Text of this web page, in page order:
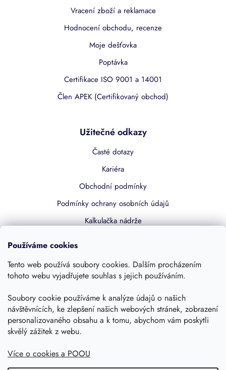
Používáme cookies
Tento web používá soubory cookies. Dalším procházením
tohoto webu vyjadřujete souhlas s jejich používáním.
Soubory cookie používáme k analýze údajů o našich
návštěvnících, ke zlepšení našich webových stránek, zobrazení
personalizovaného obsahu a k tomu, abychom vám poskytli
skvělý zážitek z webu.
Více o cookies a POOU
Vracení zboží a reklamace
Hodnocení obchodu, recenze
Moje dešťovka
Poptávka
Certifikace ISO 9001 a 14001
Člen APEK (Certifikovaný obchod)
Užitečné odkazy
Časté dotazy
Kariéra
Obchodní podmínky
Podmínky ochrany osobních údajů
Kalkulačka nádrže
Kontakty
Sledujte nás